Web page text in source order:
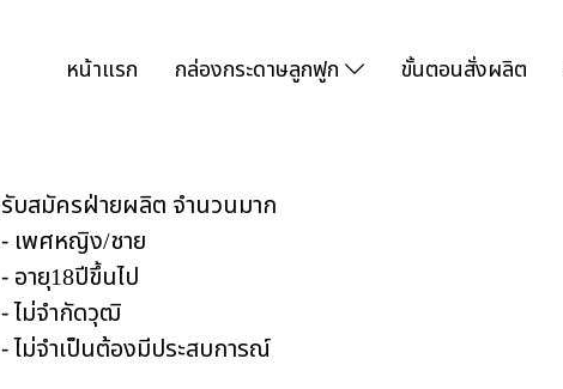
หน้าแรก กล่องกระดาษลูกฟูก ขั้นตอนสั่งผลิต
รับสมัครฝ่ายผลิต จำนวนมาก
- เพศหญิง/ชาย
- อายุ18ปีขึ้นไป
- ไม่จำกัดวุฒิ
- ไม่จำเป็นต้องมีประสบการณ์